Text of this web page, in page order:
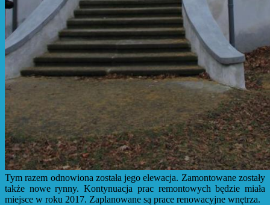
Tym razem odnowiona została jego elewacja. Zamontowane zostały
także nowe rynny. Kontynuacja prac remontowych będzie miała
miejsce w roku 2017. Zaplanowane są prace renowacyjne wnętrza.